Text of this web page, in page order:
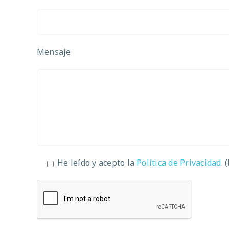
Mensaje
He leído y acepto la Política de Privacidad.